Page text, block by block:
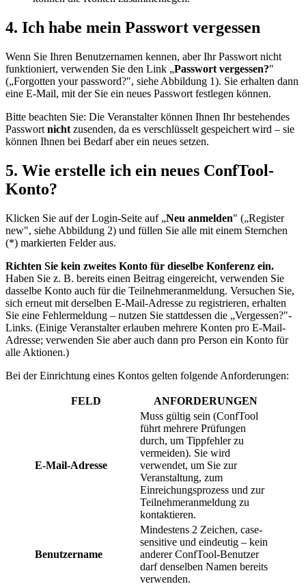
4. Ich habe mein Passwort vergessen
Wenn Sie Ihren Benutzernamen kennen, aber Ihr Passwort nicht
funktioniert, verwenden Sie den Link „Passwort vergessen?"
(„Forgotten your password?", siehe Abbildung 1). Sie erhalten dann
eine E-Mail, mit der Sie ein neues Passwort festlegen können.
Bitte beachten Sie: Die Veranstalter können Ihnen Ihr bestehendes
Passwort nicht zusenden, da es verschlüsselt gespeichert wird – sie
können Ihnen bei Bedarf aber ein neues setzen.
5. Wie erstelle ich ein neues ConfTool-
Konto?
Klicken Sie auf der Login-Seite auf „Neu anmelden" („Register
new", siehe Abbildung 2) und füllen Sie alle mit einem Sternchen
(*) markierten Felder aus.
Richten Sie kein zweites Konto für dieselbe Konferenz ein.
Haben Sie z. B. bereits einen Beitrag eingereicht, verwenden Sie
dasselbe Konto auch für die Teilnehmeranmeldung. Versuchen Sie,
sich erneut mit derselben E-Mail-Adresse zu registrieren, erhalten
Sie eine Fehlermeldung – nutzen Sie stattdessen die „Vergessen?"-
Links. (Einige Veranstalter erlauben mehrere Konten pro E-Mail-
Adresse; verwenden Sie aber auch dann pro Person ein Konto für
alle Aktionen.)
Bei der Einrichtung eines Kontos gelten folgende Anforderungen:
FELD ANFORDERUNGEN
E-Mail-Adresse
Muss gültig sein (ConfTool
führt mehrere Prüfungen
durch, um Tippfehler zu
vermeiden). Sie wird
verwendet, um Sie zur
Veranstaltung, zum
Einreichungsprozess und zur
Teilnehmeranmeldung zu
kontaktieren.
Benutzername
Mindestens 2 Zeichen, case-
sensitive und eindeutig – kein
anderer ConfTool-Benutzer
darf denselben Namen bereits
verwenden.